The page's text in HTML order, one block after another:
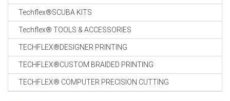
Techflex®SCUBA KITS
Techflex® TOOLS & ACCESSORIES
TECHFLEX®DESIGNER PRINTING
TECHFLEX®CUSTOM BRAIDED PRINTING
TECHFLEX® COMPUTER PRECISION CUTTING